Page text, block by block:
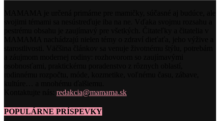
redakcia@mamama.sk
POPULÁRNE PRÍSPEVKY